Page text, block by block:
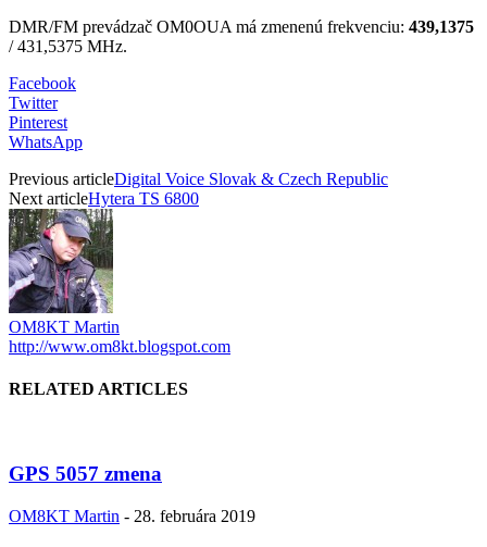
DMR/FM prevádzač OM0OUA má zmenenú frekvenciu: 439,1375
/ 431,5375 MHz.
Facebook
Twitter
Pinterest
WhatsApp
Previous articleDigital Voice Slovak & Czech Republic
Next articleHytera TS 6800
OM8KT Martin
http://www.om8kt.blogspot.com
RELATED ARTICLES
GPS 5057 zmena
OM8KT Martin - 28. februára 2019